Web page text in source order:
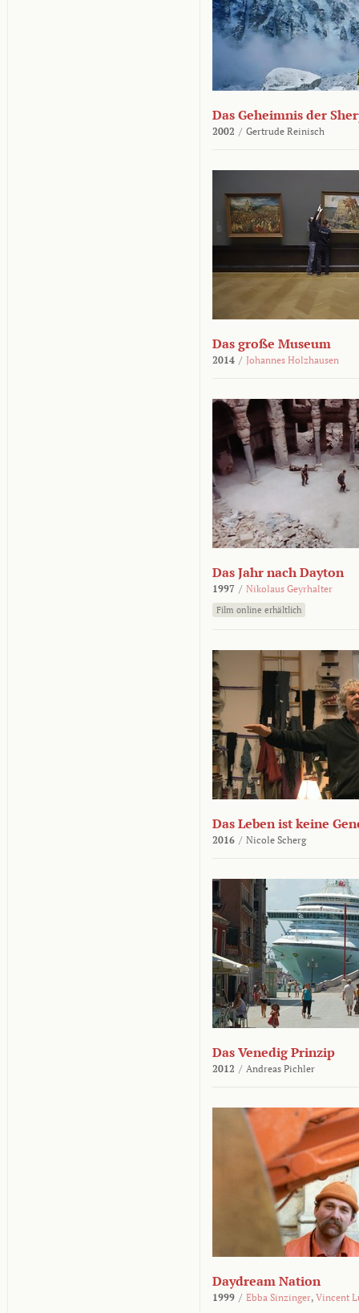
Das Geheimnis der
2002 / Gertrude Reinisch
Das große Museum
2014 / Johannes Holzhausen
Das Jahr nach Dayton
1997 / Nikolaus Geyrhalter
Film online erhältlich
Das Leben ist keine
2016 / Nicole Scherg
Das Venedig Prinzip
2012 / Andreas Pichler
Daydream Nation
1999 / Ebba Sinzinger, Vincent